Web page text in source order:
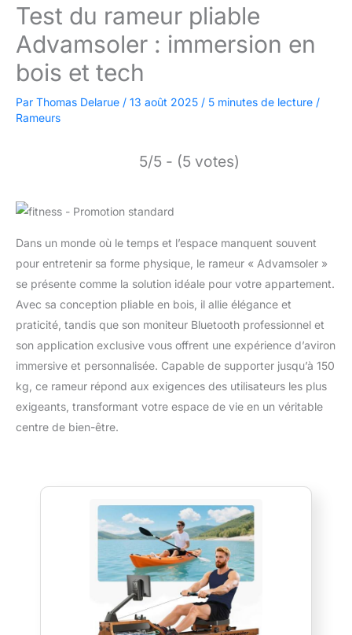
Test du rameur pliable
Advamsoler : immersion en
bois et tech
Par Thomas Delarue / 13 août 2025 / 5 minutes de lecture /
Rameurs
5/5 - (5 votes)
Dans un monde où le temps et l’espace manquent souvent
pour entretenir sa forme physique, le rameur « Advamsoler »
se présente comme la solution idéale pour votre appartement.
Avec sa conception pliable en bois, il allie élégance et
praticité, tandis que son moniteur Bluetooth professionnel et
son application exclusive vous offrent une expérience d’aviron
immersive et personnalisée. Capable de supporter jusqu’à 150
kg, ce rameur répond aux exigences des utilisateurs les plus
exigeants, transformant votre espace de vie en un véritable
centre de bien-être.